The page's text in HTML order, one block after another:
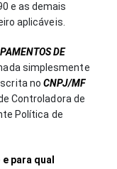
e as demais
aplicáveis.
DE
simplesmente
noCNPJ/MF
Controladora de
Política de
para qual